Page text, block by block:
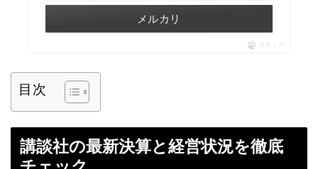
メルカリ
ポチップ
目次
講談社の最新決算と経営状況を徹底